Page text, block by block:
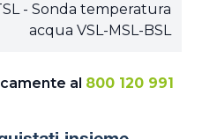
- Sonda temperatura
acqua VSL-MSL-BSL
al 800 120 991